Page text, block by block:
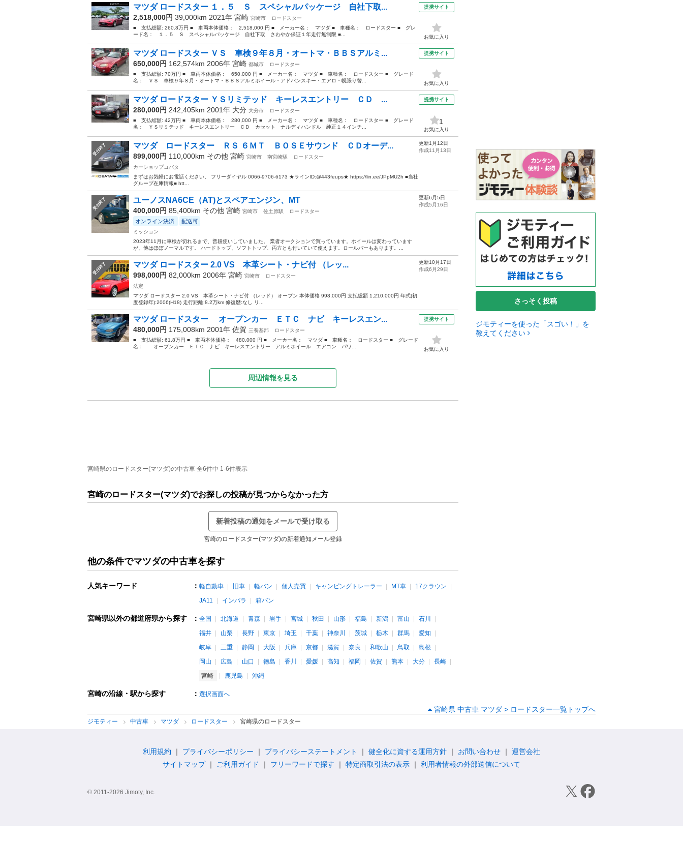
マツダ ロードスター １．５ Ｓ スペシャルパッケージ 自社下取...
2,518,000円 39,000km 2021年 宮崎 宮崎市
ロードスター
■ 支払総額: 260.8万円 ■ 車両本体価格： 2,518,000 円 ■ メーカー名： マツダ ■ 車種名： ロードスター ■ グレ
ード名： １．５ Ｓ スペシャルパッケージ 自社下取 さわやか保証１年走行無制限 ■...
提携サイト
お気に入り
マツダ ロードスター ＶＳ 車検９年８月・オートマ・ＢＢＳアルミ...
650,000円 162,574km 2006年 宮崎 都城市
ロードスター
■ 支払総額: 70万円 ■ 車両本体価格： 650,000 円 ■ メーカー名： マツダ ■ 車種名： ロードスター ■ グレード
名： ＶＳ 車検９年８月・オートマ・ＢＢＳアルミホイール・アドバンスキー・エアロ・幌張り替...
提携サイト
お気に入り
マツダ ロードスター ＹＳリミテッド キーレスエントリー ＣＤ ...
280,000円 242,405km 2001年 大分 大分市
ロードスター
■ 支払総額: 42万円 ■ 車両本体価格： 280,000 円 ■ メーカー名： マツダ ■ 車種名： ロードスター ■ グレード
名： ＹＳリミテッド キーレスエントリー ＣＤ カセット ナルディハンドル 純正１４インチ...
提携サイト
1
お気に入り
受付終了 マツダ ロードスター ＲＳ ６ＭＴ ＢＯＳＥサウンド ＣＤオーデ...
899,000円 110,000km その他 宮崎 宮崎市 南宮崎駅
ロードスター
カーショップコバタ
まずはお気軽にお電話ください。 フリーダイヤル 0066-9706-6173 ★ラインID:@443feups★ https://lin.ee/JPpMU2h ■当社
グループ在庫情報■ htt...
更新1月12日
作成11月13日
受付終了 ユーノスNA6CE（AT)とスペアエンジン、MT
400,000円 85,400km その他 宮崎 宮崎市 佐土原駅 ロードスター
オンライン決済 配送可
ミッション
2023年11月に車検が切れるまで、普段使いしていました。 業者オークションで買っています。ホイールは変わっています
が、他はほぼノーマルです。 ハードトップ、ソフトトップ、両方とも付いていて使えます。ロールバーもあります。...
更新6月5日
作成5月16日
受付終了 マツダ ロードスター 2.0 VS 本革シート・ナビ付 （レッ...
998,000円 82,000km 2006年 宮崎 宮崎市
ロードスター
法定
マツダ ロードスター 2.0 VS 本革シート・ナビ付 （レッド） オープン 本体価格 998,000円 支払総額 1,210,000円 年式(初
度登録年):2006(H18) 走行距離:8.2万km 修復歴:なし リ...
更新10月17日
作成6月29日
マツダ ロードスター オープンカー ＥＴＣ ナビ キーレスエン...
480,000円 175,008km 2001年 佐賀 三養基郡
ロードスター
■ 支払総額: 61.8万円 ■ 車両本体価格： 480,000 円 ■ メーカー名： マツダ ■ 車種名： ロードスター ■ グレード
名： オープンカー ＥＴＣ ナビ キーレスエントリー アルミホイール エアコン パワ...
提携サイト
お気に入り
周辺情報を見る
宮崎県のロードスター(マツダ)の中古車 全6件中 1-6件表示
宮崎のロードスター(マツダ)でお探しの投稿が見つからなかった方
新着投稿の通知をメールで受け取る
宮崎のロードスター(マツダ)の新着通知メール登録
他の条件でマツダの中古車を探す
人気キーワード ： 軽自動車 旧車 軽バン 個人売買 キャンピングトレーラー MT車
17クラウン
JA11
インパラ 箱バン
宮崎県以外の都道府県から探す ： 全国 北海道 青森 岩手 宮城 秋田 山形 福島 新潟 富山
石川
福井
山梨 長野 東京 埼玉 千葉 神奈川 茨城 栃木 群馬
愛知
岐阜
三重 静岡 大阪 兵庫 京都 滋賀 奈良 和歌山 鳥取
島根
岡山
広島 山口 徳島 香川 愛媛 高知 福岡 佐賀 熊本 大分
長崎
宮崎
鹿児島 沖縄
宮崎の沿線・駅から探す ： 選択画面へ
さっそく投稿
ジモティーを使った「スゴい！」を
教えてください
宮崎県 中古車 マツダ > ロードスター一覧トップへ
ジモティー 中古車 マツダ ロードスター 宮崎県のロードスター
利用規約 プライバシーポリシー プライバシーステートメント 健全化に資する運用方針 お問い合わせ
運営会社
サイトマップ
ご利用ガイド フリーワードで探す 特定商取引法の表示 利用者情報の外部送信について
© 2011-2026 Jimoty, Inc.